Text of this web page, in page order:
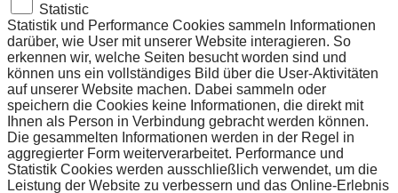
Statistic
Statistik und Performance Cookies sammeln Informationen
darüber, wie User mit unserer Website interagieren. So
erkennen wir, welche Seiten besucht worden sind und
können uns ein vollständiges Bild über die User-Aktivitäten
auf unserer Website machen. Dabei sammeln oder
speichern die Cookies keine Informationen, die direkt mit
Ihnen als Person in Verbindung gebracht werden können.
Die gesammelten Informationen werden in der Regel in
aggregierter Form weiterverarbeitet. Performance und
Statistik Cookies werden ausschließlich verwendet, um die
Leistung der Website zu verbessern und das Online-Erlebnis